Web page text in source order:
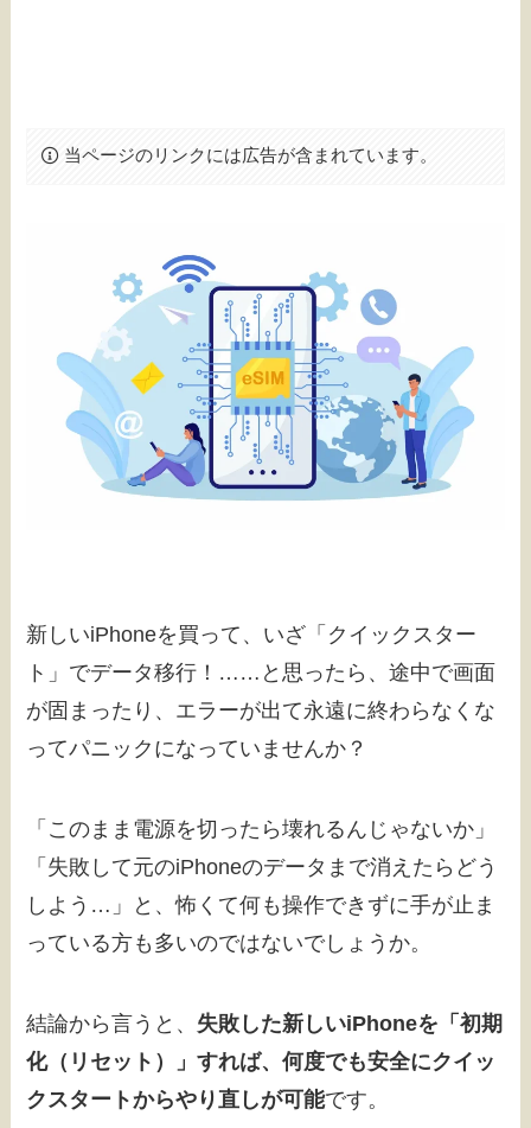
当ページのリンクには広告が含まれています。
新しいiPhoneを買って、いざ「クイックスター
ト」でデータ移行！……と思ったら、途中で画面
が固まったり、エラーが出て永遠に終わらなくな
ってパニックになっていませんか？
「このまま電源を切ったら壊れるんじゃないか」
「失敗して元のiPhoneのデータまで消えたらどう
しよう…」と、怖くて何も操作できずに手が止ま
っている方も多いのではないでしょうか。
結論から言うと、 失敗した新しいiPhoneを「初期
化（リセット）」すれば、何度でも安全にクイッ
クスタートからやり直しが可能です。